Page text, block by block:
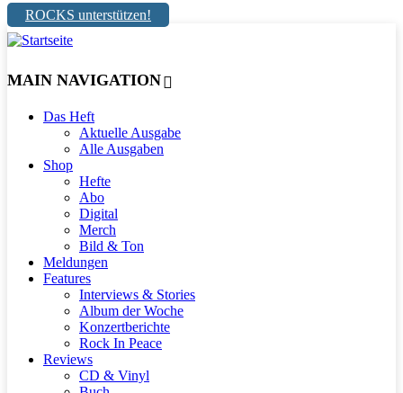
ROCKS unterstützen!
MAIN NAVIGATION
Das Heft
Aktuelle Ausgabe
Alle Ausgaben
Shop
Hefte
Abo
Digital
Merch
Bild & Ton
Meldungen
Features
Interviews & Stories
Album der Woche
Konzertberichte
Rock In Peace
Reviews
CD & Vinyl